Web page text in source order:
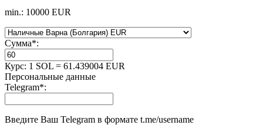
min.: 10000 EUR
Сумма*:
Курс: 1 SOL = 61.439004 EUR
Персональные данные
Telegram*:
Введите Ваш Telegram в формате t.me/username